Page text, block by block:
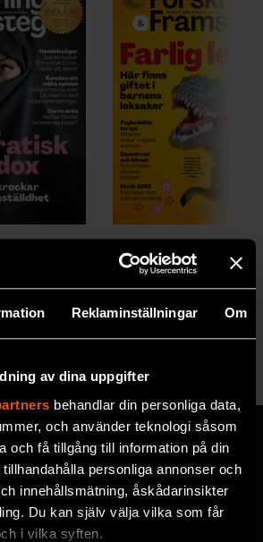
Reklaminställningar Om
av dina uppgifter
behandlar din personliga data,
och använder teknologi såsom
och få tillgång till information på din
personliga annonser och
innehållsmätning, åskådarinsikter
Du kan själv välja vilka som får
i vilka syften.på F&F:s